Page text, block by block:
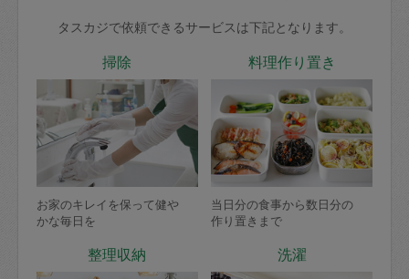
タスカジで依頼できるサービスは下記となります。
掃除
お家のキレイを保って健や
かな毎日を
料理作り置き
当日分の食事から数日分の
作り置きまで
整理収納 洗濯